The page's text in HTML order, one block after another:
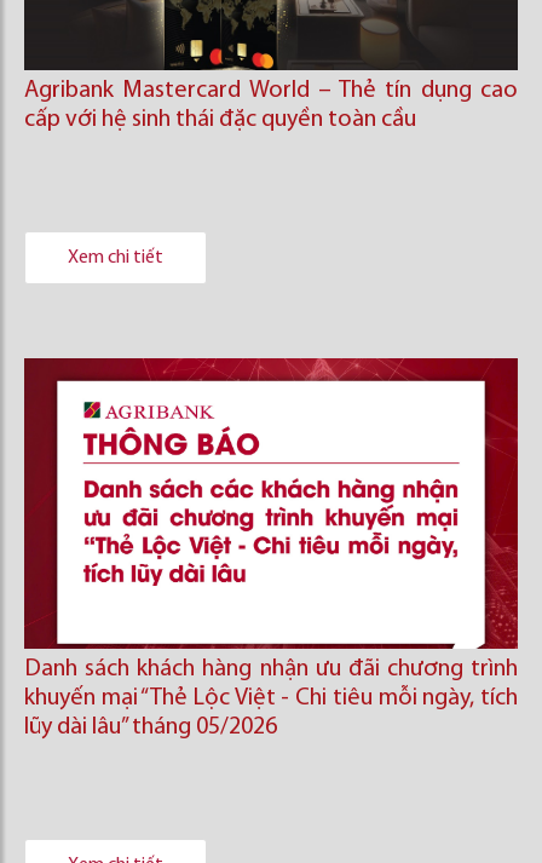
Agribank Mastercard World – Thẻ tín dụng cao
cấp với hệ sinh thái đặc quyền toàn cầu
Xem chi tiết
Danh sách khách hàng nhận ưu đãi chương trình
khuyến mại “Thẻ Lộc Việt - Chi tiêu mỗi ngày, tích
lũy dài lâu” tháng 05/2026